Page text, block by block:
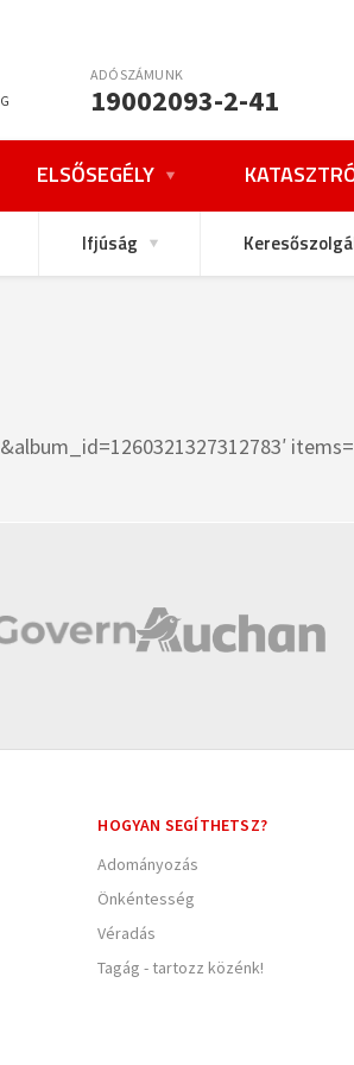
ADÓSZÁMUNK
19002093-2-41
ELSŐSEGÉLY
Ifjúság
items=’-
HOGYAN SEGÍTHETSZ?
Adományozás
Önkéntesség
Véradás
Tagág - tartozz közénk!